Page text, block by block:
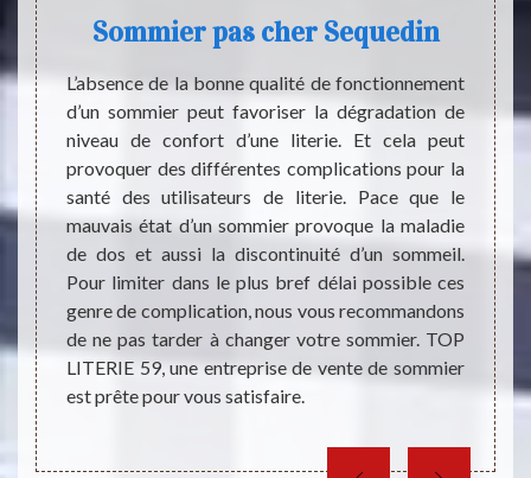
il
de
tous
un
à
de
Sommier pas cher Sequedin
L’absence de la bonne qualité de fonctionnement
d’un sommier peut favoriser la dégradation de
niveau de confort d’une literie. Et cela peut
provoquer des différentes complications pour la
santé des utilisateurs de literie. Pace que le
mauvais état d’un sommier provoque la maladie
de dos et aussi la discontinuité d’un sommeil.
Pour limiter dans le plus bref délai possible ces
genre de complication, nous vous recommandons
de ne pas tarder à changer votre sommier. TOP
LITERIE 59, une entreprise de vente de sommier
est prête pour vous satisfaire.
Les
sont
cas
faire